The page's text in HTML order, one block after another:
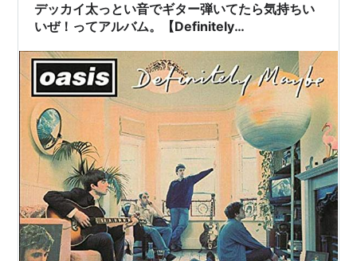
デッカイ太っとい音でギター弾いてたら気持ちい
いぜ！ってアルバム。【Definitely
TSUTAYA店舗レンタル日記。#111